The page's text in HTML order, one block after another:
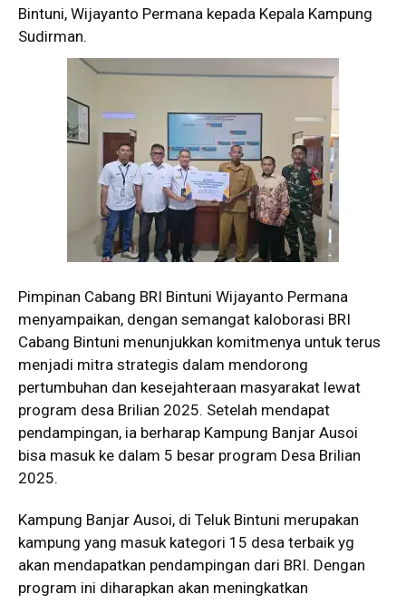
Bintuni, Wijayanto Permana kepada Kepala Kampung
Sudirman.
Pimpinan Cabang BRI Bintuni Wijayanto Permana
menyampaikan, dengan semangat kaloborasi BRI
Cabang Bintuni menunjukkan komitmenya untuk terus
menjadi mitra strategis dalam mendorong
pertumbuhan dan kesejahteraan masyarakat lewat
program desa Brilian 2025. Setelah mendapat
pendampingan, ia berharap Kampung Banjar Ausoi
bisa masuk ke dalam 5 besar program Desa Brilian
2025.
Kampung Banjar Ausoi, di Teluk Bintuni merupakan
kampung yang masuk kategori 15 desa terbaik yg
akan mendapatkan pendampingan dari BRI. Dengan
program ini diharapkan akan meningkatkan